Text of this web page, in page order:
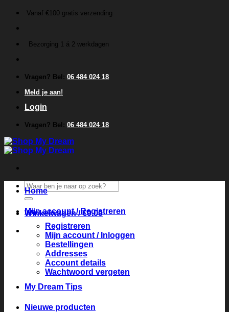
inhoud
Vanaf €100 gratis verzending
Bezorging 1 á 2 werkdagen
Vragen? Bel: 06 484 024 18
Meld je aan!
Login
Vragen? Bel: 06 484 024 18
Zoeken
naar:
Winkelwagen /€0.00
Home
Mijn account / Registreren
Registreren
Mijn account / Inloggen
Bestellingen
Addresses
Account details
Wachtwoord vergeten
My Dream Tips
Nieuwe producten